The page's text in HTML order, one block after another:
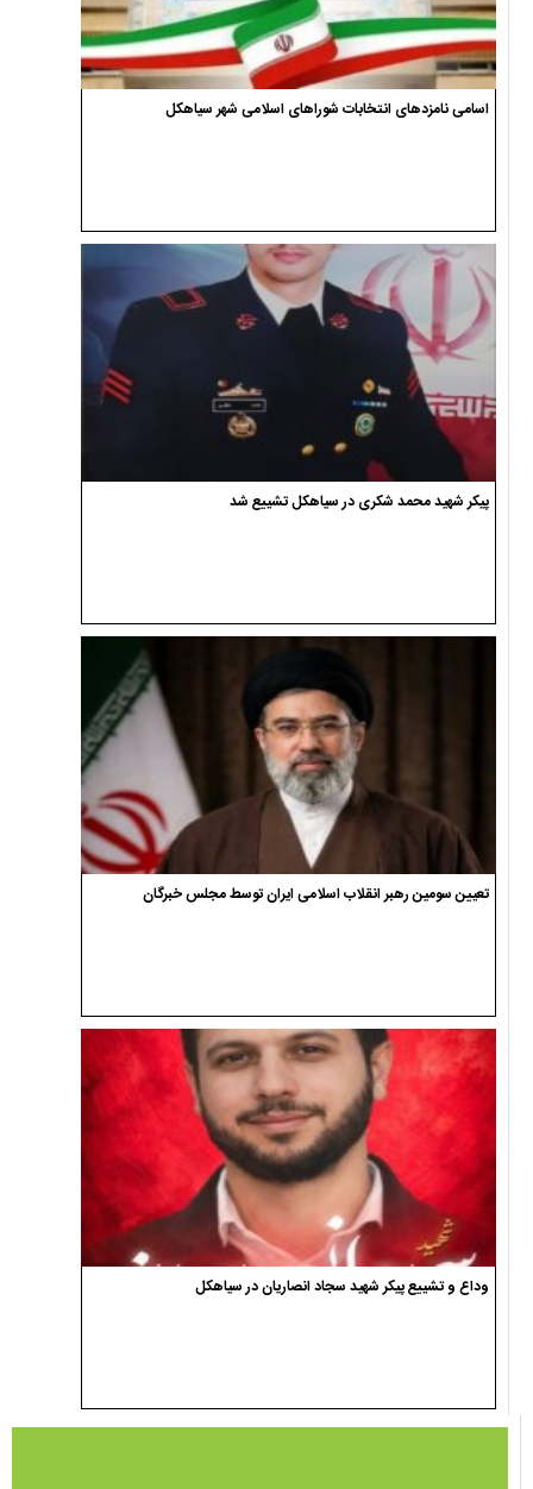
اسامی نامزدهای انتخابات شوراهای اسلامی شهر سیاهکل
پیکر شهید محمد شکری در سیاهکل تشییع شد
تعیین سومین رهبر انقلاب اسلامی ایران توسط مجلس خبرگان
وداع و تشییع پیکر شهید سجاد انصاریان در سیاهکل